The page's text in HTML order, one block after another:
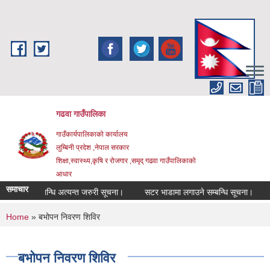
गढवा गाउँपालिका
गाउँकार्यपालिकाको कार्यालय
लुम्बिनी प्रदेश ,नेपाल सरकार
शिक्षा,स्वास्थ्य,कृषि र रोजगार ,समृद् गढवा गाउँपालिकाको
आधार
समाचार
हुने सम्बन्धि अत्यन्त जरुरी सूचना। सटर भाडामा लगाउने सम्बन्धि सूचना।
You are here
Home » बभोपन निवरण शिविर
बभोपन निवरण शिविर